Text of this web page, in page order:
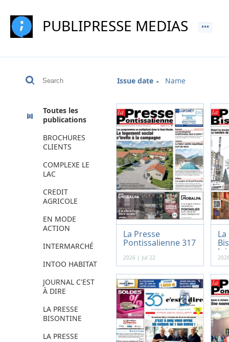
PUBLIPRESSE MEDIAS
Issue date Name
Toutes les
publications
BROCHURES
CLIENTS
COMPLEXE LE
LAC
CREDIT
AGRICOLE
EN MODE
ACTION
INTERMARCHÉ
INTOO HABITAT
JOURNAL C'EST
À DIRE
LA PRESSE
BISONTINE
LA PRESSE
La Presse
Pontissalienne 317
2026 | Jul 22